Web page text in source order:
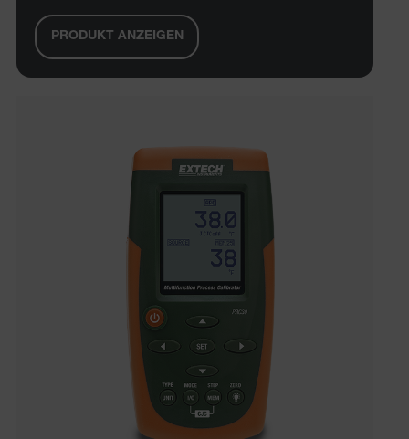
PRODUKT ANZEIGEN